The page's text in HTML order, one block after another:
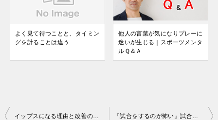
よく見て待つことと、タイミン
グを計ることは違う
他人の言葉が気になりプレーに
迷いが生じる｜スポーツメンタ
ルＱ＆Ａ
投